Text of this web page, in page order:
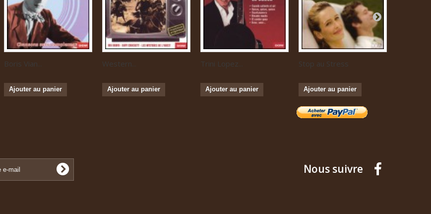
Boris Vian...
Ajouter au panier
Western...
Ajouter au panier
Trini Lopez...
Ajouter au panier
Stop au Stress
Ajouter au panier
Nous suivre